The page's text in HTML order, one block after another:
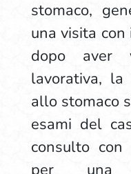
stomaco,
una visita
dopo aver
lavorativa, la
allo stomaco
esami del
consulto con
per una